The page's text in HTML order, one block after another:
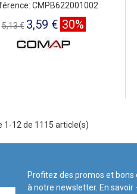
CMPB622001002
5,13 € 3,59 € 30%
1-12 de 1115 article(s)
Profitez des promos et bons
à notre newsletter.En savoir